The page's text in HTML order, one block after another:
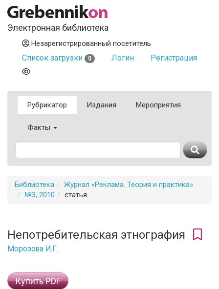
Электронная библиотека
Незарегистрированный посетитель
Список загрузки 0 Логин Регистрация
Рубрикатор Издания Мероприятия
Факты
Библиотека
Журнал «Реклама. Теория и практика»
№3, 2010
статья
Непотребительская этнография
Морозова И.Г.
Купить PDF